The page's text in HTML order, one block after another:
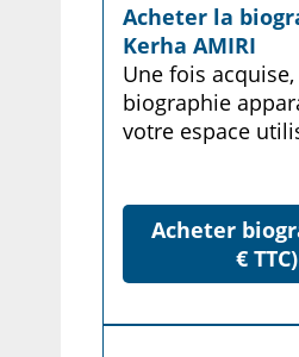
Acheter la
Kerha AMIRI
Une fois
biographie
votre espace
Acheter
€ TTC)